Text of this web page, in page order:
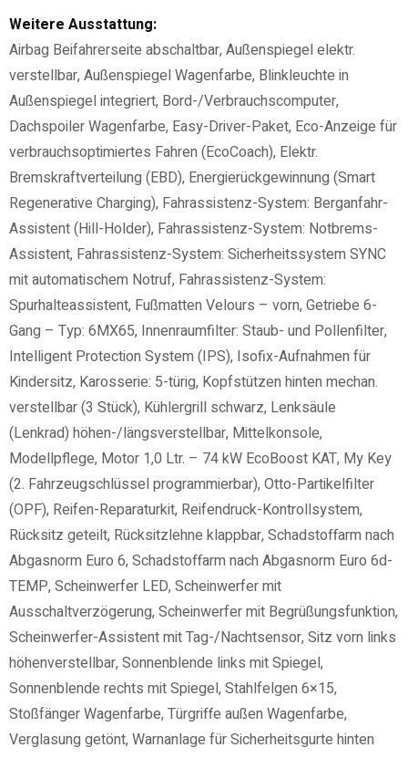
Weitere Ausstattung:
Airbag Beifahrerseite abschaltbar, Außenspiegel elektr.
verstellbar, Außenspiegel Wagenfarbe, Blinkleuchte in
Außenspiegel integriert, Bord-/Verbrauchscomputer,
Dachspoiler Wagenfarbe, Easy-Driver-Paket, Eco-Anzeige für
verbrauchsoptimiertes Fahren (EcoCoach), Elektr.
Bremskraftverteilung (EBD), Energierückgewinnung (Smart
Regenerative Charging), Fahrassistenz-System: Berganfahr-
Assistent (Hill-Holder), Fahrassistenz-System: Notbrems-
Assistent, Fahrassistenz-System: Sicherheitssystem SYNC
mit automatischem Notruf, Fahrassistenz-System:
Spurhalteassistent, Fußmatten Velours – vorn, Getriebe 6-
Gang – Typ: 6MX65, Innenraumfilter: Staub- und Pollenfilter,
Intelligent Protection System (IPS), Isofix-Aufnahmen für
Kindersitz, Karosserie: 5-türig, Kopfstützen hinten mechan.
verstellbar (3 Stück), Kühlergrill schwarz, Lenksäule
(Lenkrad) höhen-/längsverstellbar, Mittelkonsole,
Modellpflege, Motor 1,0 Ltr. – 74 kW EcoBoost KAT, My Key
(2. Fahrzeugschlüssel programmierbar), Otto-Partikelfilter
(OPF), Reifen-Reparaturkit, Reifendruck-Kontrollsystem,
Rücksitz geteilt, Rücksitzlehne klappbar, Schadstoffarm nach
Abgasnorm Euro 6, Schadstoffarm nach Abgasnorm Euro 6d-
TEMP, Scheinwerfer LED, Scheinwerfer mit
Ausschaltverzögerung, Scheinwerfer mit Begrüßungsfunktion,
Scheinwerfer-Assistent mit Tag-/Nachtsensor, Sitz vorn links
höhenverstellbar, Sonnenblende links mit Spiegel,
Sonnenblende rechts mit Spiegel, Stahlfelgen 6×15,
Stoßfänger Wagenfarbe, Türgriffe außen Wagenfarbe,
Verglasung getönt, Warnanlage für Sicherheitsgurte hinten